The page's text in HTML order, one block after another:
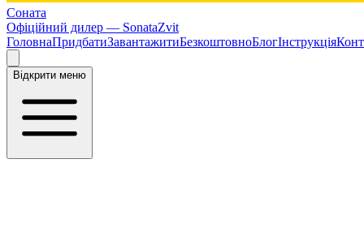
Соната
Офіційний дилер — SonataZvit
ГоловнаПридбатиЗавантажитиБезкоштовноБлогІнструкція
Відкрити меню